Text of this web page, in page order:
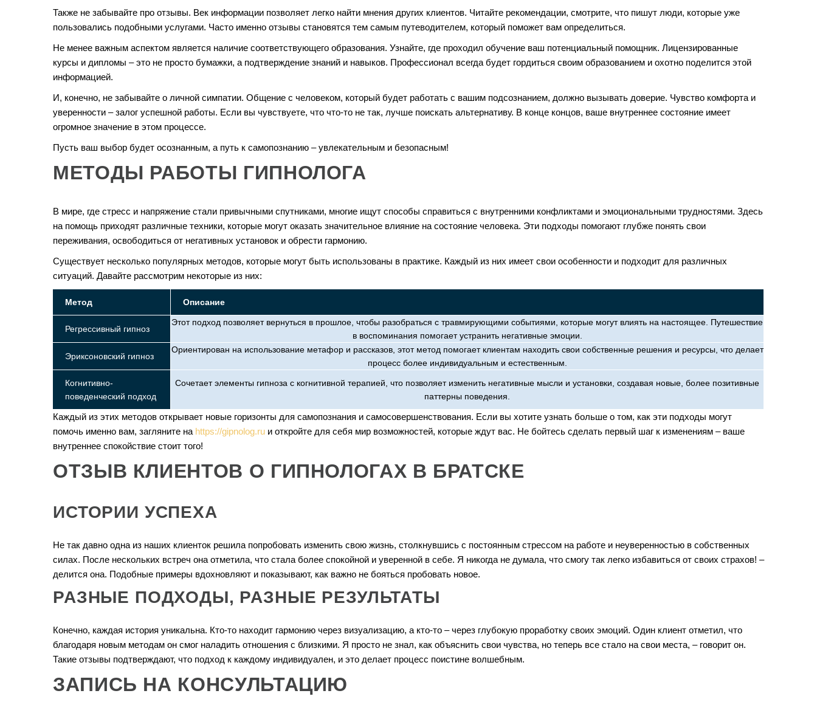
Также не забывайте про отзывы. Век информации позволяет легко найти мнения других клиентов. Читайте рекомендации, смотрите, что пишут люди, которые уже
пользовались подобными услугами. Часто именно отзывы становятся тем самым путеводителем, который поможет вам определиться.
Не менее важным аспектом является наличие соответствующего образования. Узнайте, где проходил обучение ваш потенциальный помощник. Лицензированные
курсы и дипломы – это не просто бумажки, а подтверждение знаний и навыков. Профессионал всегда будет гордиться своим образованием и охотно поделится этой
информацией.
И, конечно, не забывайте о личной симпатии. Общение с человеком, который будет работать с вашим подсознанием, должно вызывать доверие. Чувство комфорта и
уверенности – залог успешной работы. Если вы чувствуете, что что-то не так, лучше поискать альтернативу. В конце концов, ваше внутреннее состояние имеет
огромное значение в этом процессе.
Пусть ваш выбор будет осознанным, а путь к самопознанию – увлекательным и безопасным!
МЕТОДЫ РАБОТЫ ГИПНОЛОГА
В мире, где стресс и напряжение стали привычными спутниками, многие ищут способы справиться с внутренними конфликтами и эмоциональными трудностями. Здесь
на помощь приходят различные техники, которые могут оказать значительное влияние на состояние человека. Эти подходы помогают глубже понять свои
переживания, освободиться от негативных установок и обрести гармонию.
Существует несколько популярных методов, которые могут быть использованы в практике. Каждый из них имеет свои особенности и подходит для различных
ситуаций. Давайте рассмотрим некоторые из них:
Метод Описание
Регрессивный гипноз
Этот подход позволяет вернуться в прошлое, чтобы разобраться с травмирующими событиями, которые могут влиять на настоящее. Путешествие
в воспоминания помогает устранить негативные эмоции.
Эриксоновский гипноз
Ориентирован на использование метафор и рассказов, этот метод помогает клиентам находить свои собственные решения и ресурсы, что делает
процесс более индивидуальным и естественным.
Когнитивно-
поведенческий подход
Сочетает элементы гипноза с когнитивной терапией, что позволяет изменить негативные мысли и установки, создавая новые, более позитивные
паттерны поведения.
Каждый из этих методов открывает новые горизонты для самопознания и самосовершенствования. Если вы хотите узнать больше о том, как эти подходы могут
помочь именно вам, загляните на https://gipnolog.ru и откройте для себя мир возможностей, которые ждут вас. Не бойтесь сделать первый шаг к изменениям – ваше
внутреннее спокойствие стоит того!
ОТЗЫВ КЛИЕНТОВ О ГИПНОЛОГАХ В БРАТСКЕ
ИСТОРИИ УСПЕХА
Не так давно одна из наших клиенток решила попробовать изменить свою жизнь, столкнувшись с постоянным стрессом на работе и неуверенностью в собственных
силах. После нескольких встреч она отметила, что стала более спокойной и уверенной в себе. Я никогда не думала, что смогу так легко избавиться от своих страхов! –
делится она. Подобные примеры вдохновляют и показывают, как важно не бояться пробовать новое.
РАЗНЫЕ ПОДХОДЫ, РАЗНЫЕ РЕЗУЛЬТАТЫ
Конечно, каждая история уникальна. Кто-то находит гармонию через визуализацию, а кто-то – через глубокую проработку своих эмоций. Один клиент отметил, что
благодаря новым методам он смог наладить отношения с близкими. Я просто не знал, как объяснить свои чувства, но теперь все стало на свои места, – говорит он.
Такие отзывы подтверждают, что подход к каждому индивидуален, и это делает процесс поистине волшебным.
ЗАПИСЬ НА КОНСУЛЬТАЦИЮ